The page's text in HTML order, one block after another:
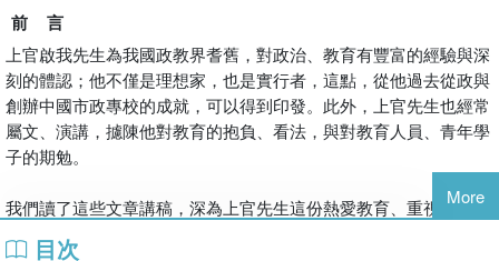
員、中央黨部第五組主任，現為中國國民黨中央委員。五十四年創
辦私立中國市政專科學校，為我國第一所市政教育機構。著有曾國
藩之文治與武功、美國政黨、光復後新彊重建問題等書。
前 言
上官啟我先生為我國政教界耆舊，對政治、教育有豐富的經驗與深
刻的體認；他不僅是理想家，也是實行者，這點，從他過去從政與
創辦中國市政專校的成就，可以得到印發。此外，上官先生也經常
屬文、演講，攄陳他對教育的抱負、看法，與對教育人員、青年學
子的期勉。
我們讀了這些文章講稿，深為上官先生這份熱愛教育、重視成人的
More
目次